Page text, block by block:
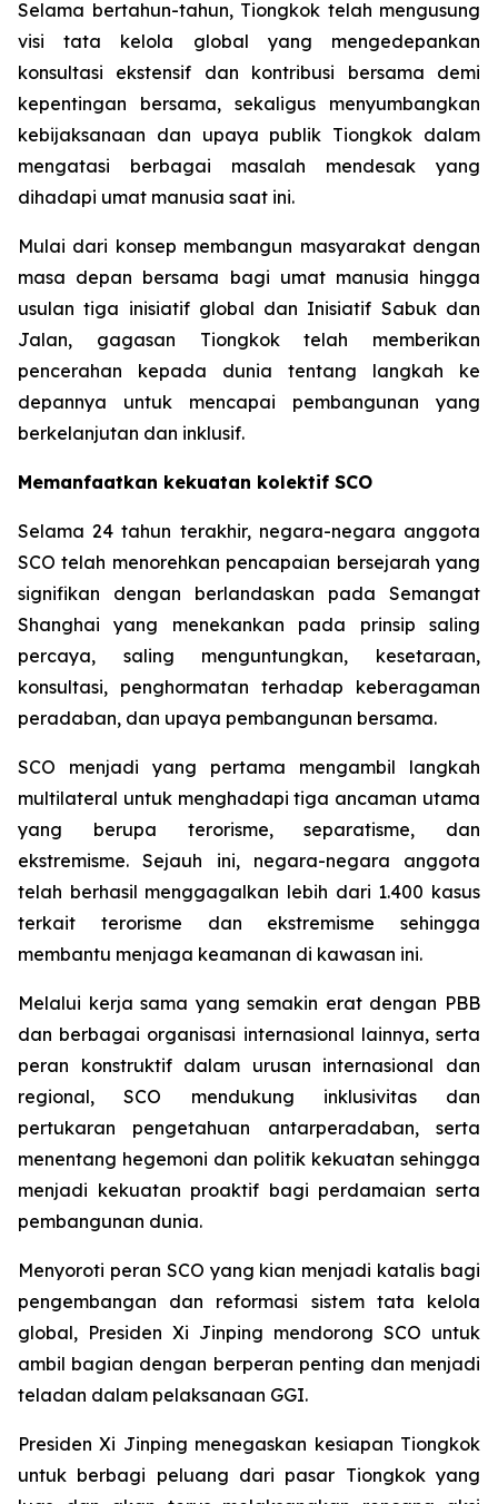
Selama bertahun-tahun, Tiongkok telah mengusung
visi tata kelola global yang mengedepankan
konsultasi ekstensif dan kontribusi bersama demi
kepentingan bersama, sekaligus menyumbangkan
kebijaksanaan dan upaya publik Tiongkok dalam
mengatasi berbagai masalah mendesak yang
dihadapi umat manusia saat ini.
Mulai dari konsep membangun masyarakat dengan
masa depan bersama bagi umat manusia hingga
usulan tiga inisiatif global dan Inisiatif Sabuk dan
Jalan, gagasan Tiongkok telah memberikan
pencerahan kepada dunia tentang langkah ke
depannya untuk mencapai pembangunan yang
berkelanjutan dan inklusif.
Memanfaatkan kekuatan kolektif SCO
Selama 24 tahun terakhir, negara-negara anggota
SCO telah menorehkan pencapaian bersejarah yang
signifikan dengan berlandaskan pada Semangat
Shanghai yang menekankan pada prinsip saling
percaya, saling menguntungkan, kesetaraan,
konsultasi, penghormatan terhadap keberagaman
peradaban, dan upaya pembangunan bersama.
SCO menjadi yang pertama mengambil langkah
multilateral untuk menghadapi tiga ancaman utama
yang berupa terorisme, separatisme, dan
ekstremisme. Sejauh ini, negara-negara anggota
telah berhasil menggagalkan lebih dari 1.400 kasus
terkait terorisme dan ekstremisme sehingga
membantu menjaga keamanan di kawasan ini.
Melalui kerja sama yang semakin erat dengan PBB
dan berbagai organisasi internasional lainnya, serta
peran konstruktif dalam urusan internasional dan
regional, SCO mendukung inklusivitas dan
pertukaran pengetahuan antarperadaban, serta
menentang hegemoni dan politik kekuatan sehingga
menjadi kekuatan proaktif bagi perdamaian serta
pembangunan dunia.
Menyoroti peran SCO yang kian menjadi katalis bagi
pengembangan dan reformasi sistem tata kelola
global, Presiden Xi Jinping mendorong SCO untuk
ambil bagian dengan berperan penting dan menjadi
teladan dalam pelaksanaan GGI.
Presiden Xi Jinping menegaskan kesiapan Tiongkok
untuk berbagi peluang dari pasar Tiongkok yang